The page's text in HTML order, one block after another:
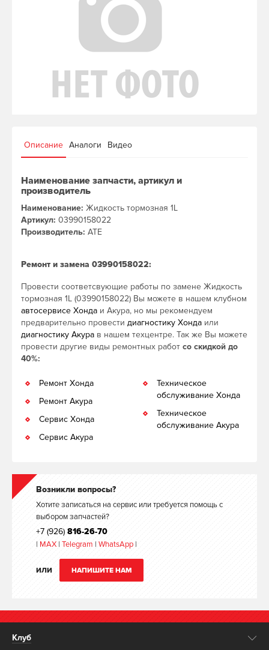
Описание Аналоги Видео
Наименование запчасти, артикул и
производитель
Наименование: Жидкость тормозная 1L
Артикул: 03990158022
Производитель: ATE
Ремонт и замена 03990158022:
Провести соответсвующие работы по замене Жидкость
тормозная 1L (03990158022) Вы можете в нашем клубном
автосервисе Хонда и Акура, но мы рекомендуем
предварительно провести диагностику Хонда или
диагностику Акура в нашем техцентре. Так же Вы можете
провести другие виды ремонтных работ со скидкой до
40%:
Ремонт Хонда
Ремонт Акура
Сервис Хонда
Сервис Акура
Техническое
обслуживание Хонда
Техническое
обслуживание Акура
Возникли вопросы?
Хотите записаться на сервис или требуется помощь с
выбором запчастей?
+7 (926) 816-26-70
| MAX | Telegram | WhatsApp |
ИЛИ НАПИШИТЕ НАМ
Клуб